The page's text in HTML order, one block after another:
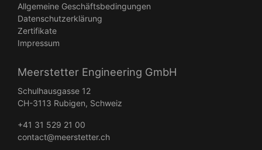
Allgemeine Geschäftsbedingungen
Datenschutzerklärung
Zertifikate
Impressum
Meerstetter Engineering GmbH
Schulhausgasse 12
CH-3113 Rubigen, Schweiz
+41 31 529 21 00
contact@meerstetter.ch